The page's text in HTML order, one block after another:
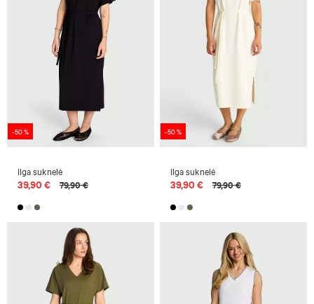
-50 %
Ilga suknelė
39,90 € 79,90 €
-50 %
Ilga suknelė
39,90 € 79,90 €